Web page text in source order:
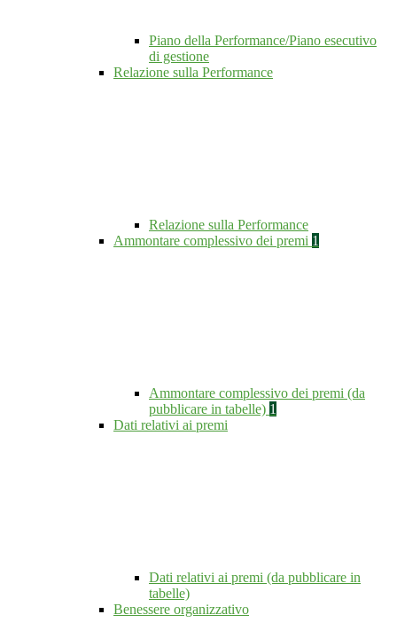
Piano della Performance/Piano esecutivo
di gestione
Relazione sulla Performance
Relazione sulla Performance
Ammontare complessivo dei premi 1
Ammontare complessivo dei premi (da
pubblicare in tabelle) 1
Dati relativi ai premi
Dati relativi ai premi (da pubblicare in
tabelle)
Benessere organizzativo